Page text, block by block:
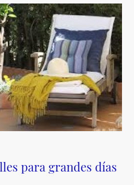
para grandes días